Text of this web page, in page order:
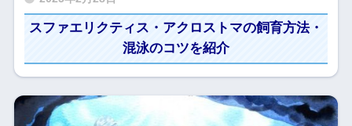
スファエリクティス・アクロストマの飼育方法・
混泳のコツを紹介